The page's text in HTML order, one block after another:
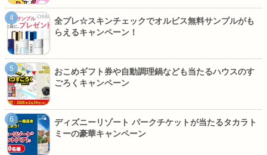
全プレ☆スキンチェックでオルビス無料サンプルがも
らえるキャンペーン！
おこめギフト券や自動調理鍋なども当たるハウスのす
ごろくキャンペーン
ディズニーリゾート パークチケットが当たるタカラト
ミーの豪華キャンペーン